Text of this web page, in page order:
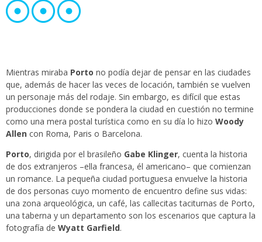
Mientras miraba Porto no podía dejar de pensar en las ciudades
que, además de hacer las veces de locación, también se vuelven
un personaje más del rodaje. Sin embargo, es difícil que estas
producciones donde se pondera la ciudad en cuestión no termine
como una mera postal turística como en su día lo hizo Woody
Allen con Roma, Paris o Barcelona.
Porto, dirigida por el brasileño Gabe Klinger, cuenta la historia
de dos extranjeros –ella francesa, él americano– que comienzan
un romance. La pequeña ciudad portuguesa envuelve la historia
de dos personas cuyo momento de encuentro define sus vidas:
una zona arqueológica, un café, las callecitas taciturnas de Porto,
una taberna y un departamento son los escenarios que captura la
fotografía de Wyatt Garfield.